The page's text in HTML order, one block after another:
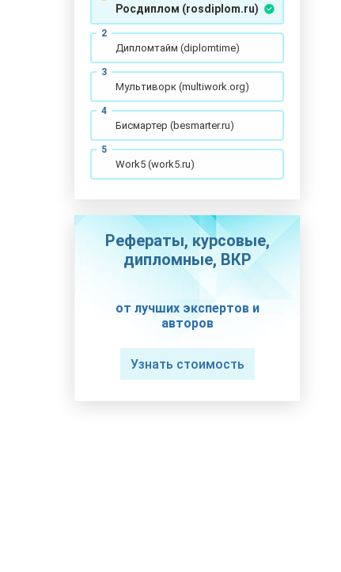
Росдиплом (rosdiplom.ru)
Дипломтайм (diplomtime)
Мультиворк (multiwork.org)
Бисмартер (besmarter.ru)
Work5 (work5.ru)
Рефераты, курсовые,
дипломные, ВКР
от лучших экспертов и
авторов
Узнать стоимость